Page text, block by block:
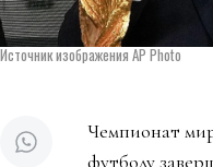
Источник изображения AP Photo
Чемпионат
футболу